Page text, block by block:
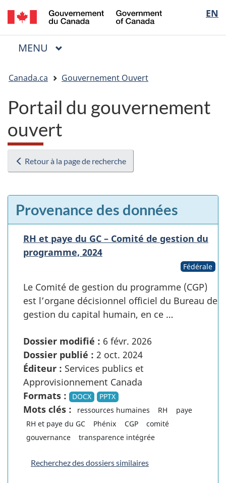
Passer
au
contenu
Passer
à
« Au
Passer
à
la
EN
of
Menu
MENU PRINCIPAL
êtes
ici
Canada.ca Gouvernement Ouvert
Portail du gouvernement
ouvert
Retour à la page de recherche
Provenance des données
RH et paye du GC – Comité de gestion du
programme, 2024
Fédérale
Le Comité de gestion du programme (CGP)
est l’organe décisionnel officiel du Bureau de
gestion du capital humain, en ce …
Dossier modifié : 6 févr. 2026
Dossier publié : 2 oct. 2024
Éditeur : Services publics et
Approvisionnement Canada
Formats :
DOCX PPTX
Mots clés : ressources humaines RH
paye
RH et paye du GC
Phénix CGP
comité
gouvernance
transparence intégrée
Recherchez des dossiers similaires